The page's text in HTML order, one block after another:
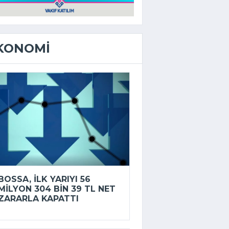
ILK YARIYI 56
304 BIN 39 TL NET
KAPATTI